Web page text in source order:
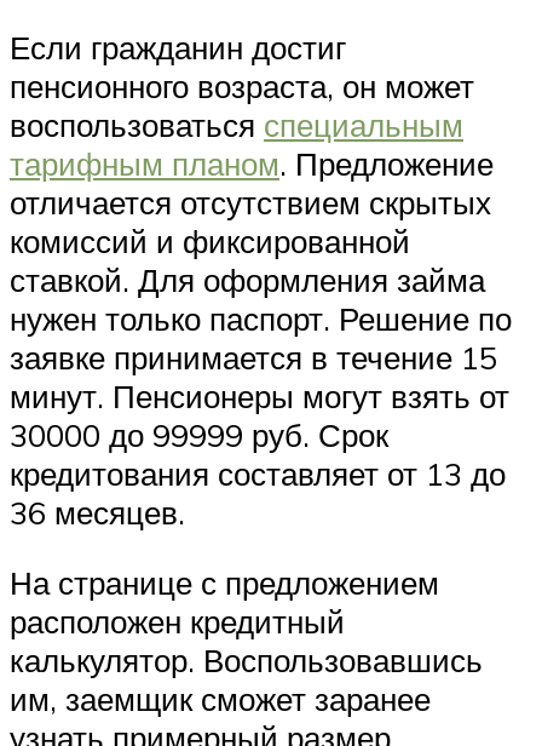
Если гражданин достиг
пенсионного возраста, он может
воспользоваться специальным
тарифным планом. Предложение
отличается отсутствием скрытых
комиссий и фиксированной
ставкой. Для оформления займа
нужен только паспорт. Решение по
заявке принимается в течение 15
минут. Пенсионеры могут взять от
30000 до 99999 руб. Срок
кредитования составляет от 13 до
36 месяцев.
На странице с предложением
расположен кредитный
калькулятор. Воспользовавшись
им, заемщик сможет заранее
узнать примерный размер